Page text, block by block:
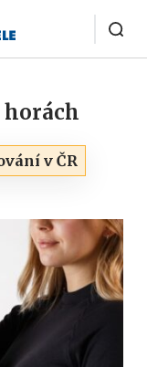
horách
v ČR